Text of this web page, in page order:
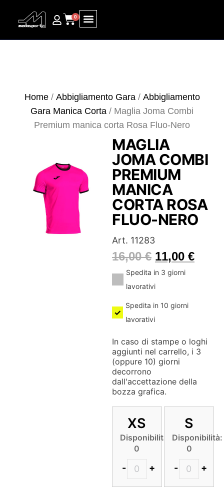
0
Home/ Abbigliamento Gara/ Abbigliamento
Gara Manica Corta / Maglia Joma Combi
Premium manica corta Rosa Fluo-Nero
MAGLIA
JOMA COMBI
PREMIUM
MANICA
CORTA ROSA
FLUO-NERO
Art. 11283
16,00€ 11,00 €
Spedita in 3 giorni
lavorativi
Spedita in 10 giorni
lavorativi
In caso di stampe o loghi
aggiunti nel carrello, i 3
(oppure 10) giorni
decorrono
dall'accettazione della
bozza grafica.
XS
Disponibilità:
0
- +
S
Disponibilità:
0
- +